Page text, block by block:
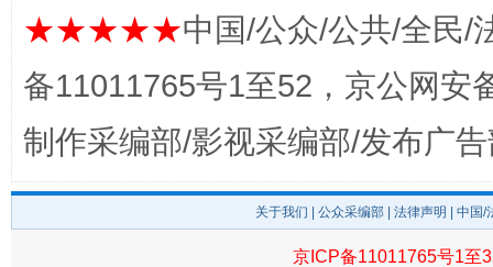
东山县通报“牛蛙产品抗生素超标问题” 法
★★★★★中国/公众/公共/全民/
备11011765号1至52，京公网安
制作采编部/影视采编部/发布广
关于我们 公众采编部 法律声明 | 中国
京ICP备11011765号1至